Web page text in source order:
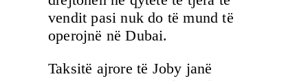
vendit pasi nuk do të mund të
operojnë në Dubai.
Taksitë ajrore të Joby janë